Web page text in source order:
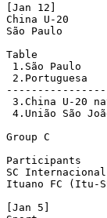
[Jan 12]
China U-20
São Paulo
Table
1.São Paulo
3.China U-20
4.União São
Group C
Participants
SC
Ituano FC (Itu-
[Jan 5]